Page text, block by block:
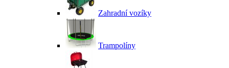
Zahradní vozíky
Trampolíny